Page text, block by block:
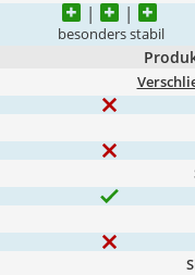
besonders stabil